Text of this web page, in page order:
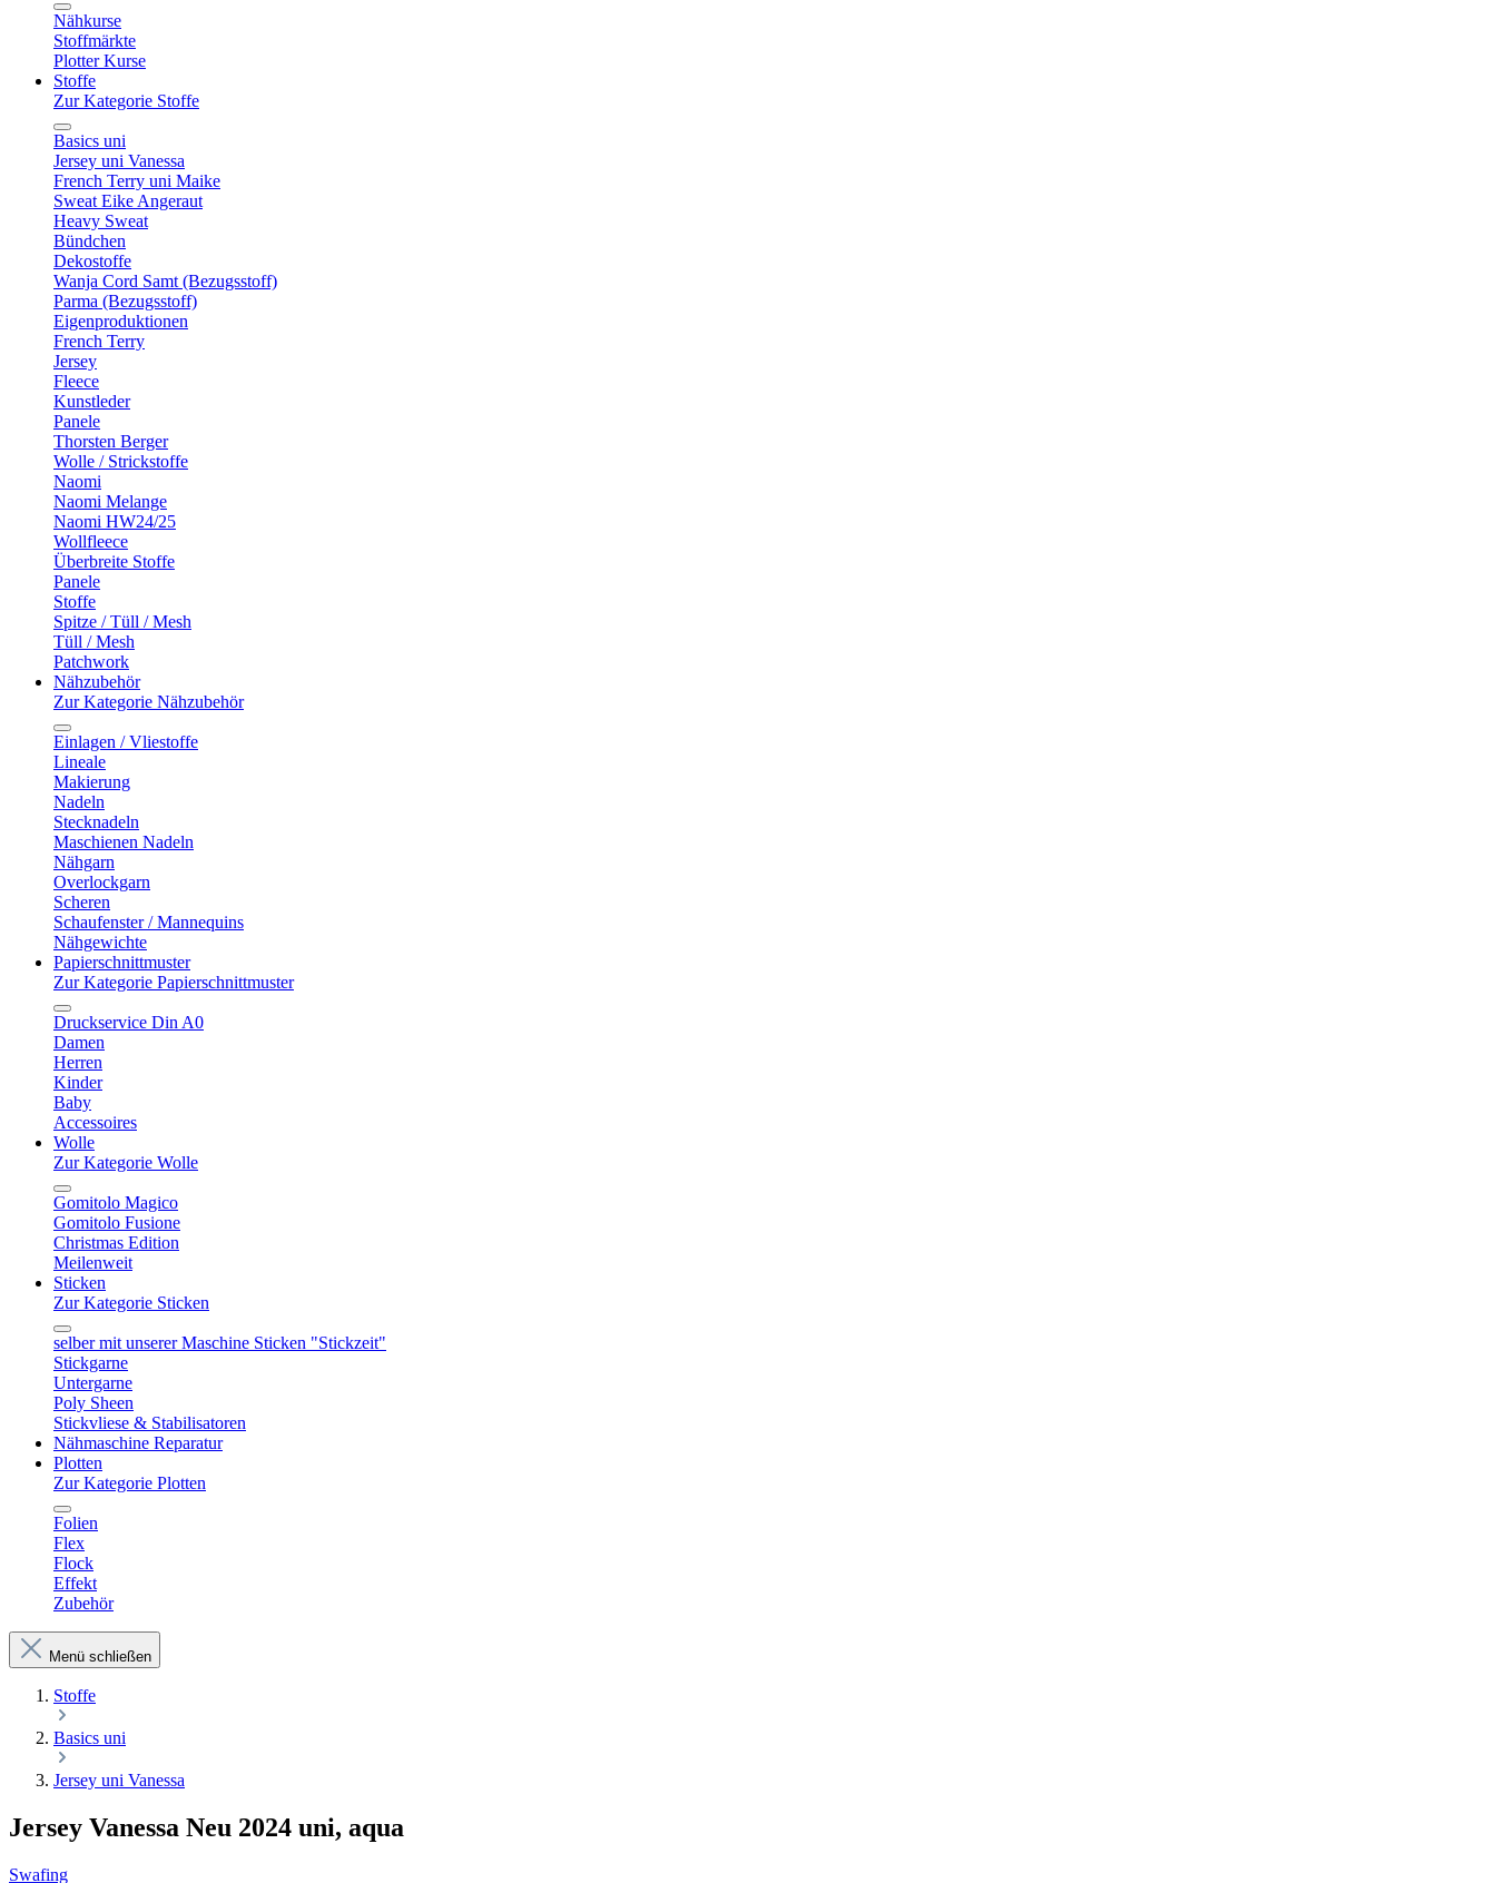
Nähkurse
Stoffmärkte
Plotter Kurse
Stoffe
Zur Kategorie Stoffe
Basics uni
Jersey uni Vanessa
French Terry uni Maike
Sweat Eike Angeraut
Heavy Sweat
Bündchen
Dekostoffe
Wanja Cord Samt (Bezugsstoff)
Parma (Bezugsstoff)
Eigenproduktionen
French Terry
Jersey
Fleece
Kunstleder
Panele
Thorsten Berger
Wolle / Strickstoffe
Naomi
Naomi Melange
Naomi HW24/25
Wollfleece
Überbreite Stoffe
Panele
Stoffe
Spitze / Tüll / Mesh
Tüll / Mesh
Patchwork
Nähzubehör
Zur Kategorie Nähzubehör
Einlagen / Vliestoffe
Lineale
Makierung
Nadeln
Stecknadeln
Maschienen Nadeln
Nähgarn
Overlockgarn
Scheren
Schaufenster / Mannequins
Nähgewichte
Papierschnittmuster
Zur Kategorie Papierschnittmuster
Druckservice Din A0
Damen
Herren
Kinder
Baby
Accessoires
Wolle
Zur Kategorie Wolle
Gomitolo Magico
Gomitolo Fusione
Christmas Edition
Meilenweit
Sticken
Zur Kategorie Sticken
selber mit unserer Maschine Sticken "Stickzeit"
Stickgarne
Untergarne
Poly Sheen
Stickvliese & Stabilisatoren
Nähmaschine Reparatur
Plotten
Zur Kategorie Plotten
Folien
Flex
Flock
Effekt
Zubehör
Menü schließen
Stoffe
Basics uni
Jersey uni Vanessa
Jersey Vanessa Neu 2024 uni, aqua
Swafing